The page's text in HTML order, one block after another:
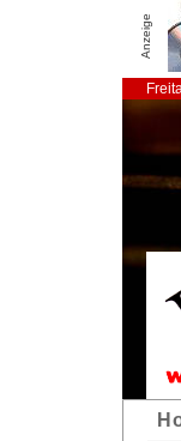
Anzeige